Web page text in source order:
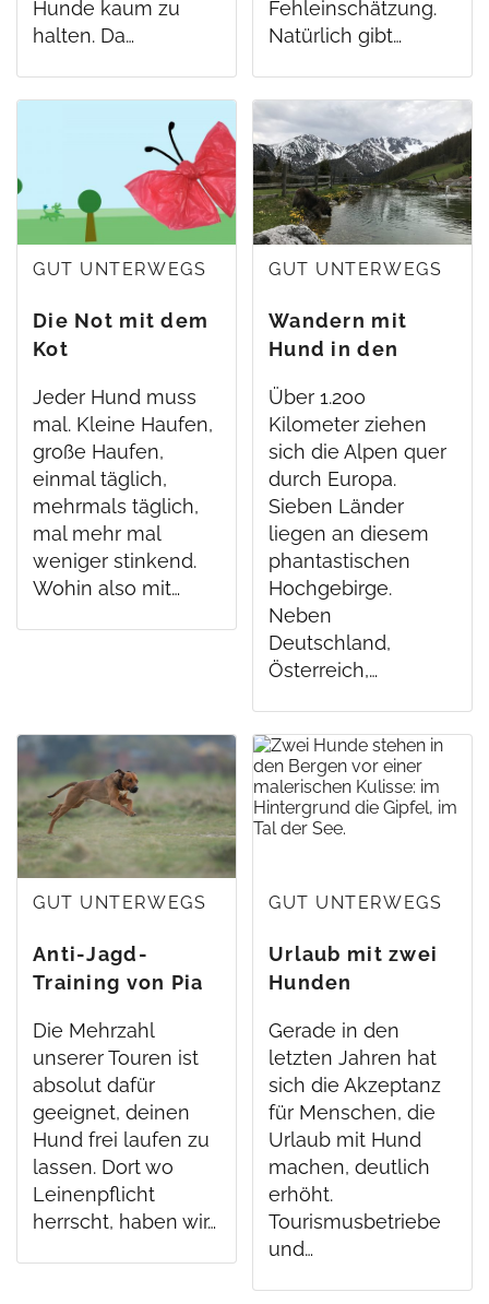
Hunde kaum zu
halten. Da…
Fehleinschätzung.
Natürlich gibt…
GUT UNTERWEGS
Die Not mit dem
Kot
Jeder Hund muss
mal. Kleine Haufen,
große Haufen,
einmal täglich,
mehrmals täglich,
mal mehr mal
weniger stinkend.
Wohin also mit…
GUT UNTERWEGS
Wandern mit
Hund in den
Über 1.200
Kilometer ziehen
sich die Alpen quer
durch Europa.
Sieben Länder
liegen an diesem
phantastischen
Hochgebirge.
Neben
Deutschland,
Österreich,…
GUT UNTERWEGS
Anti-Jagd-
Training von Pia
Die Mehrzahl
unserer Touren ist
absolut dafür
geeignet, deinen
Hund frei laufen zu
lassen. Dort wo
Leinenpflicht
herrscht, haben wir…
GUT UNTERWEGS
Urlaub mit zwei
Hunden
Gerade in den
letzten Jahren hat
sich die Akzeptanz
für Menschen, die
Urlaub mit Hund
machen, deutlich
erhöht.
Tourismusbetriebe
und…